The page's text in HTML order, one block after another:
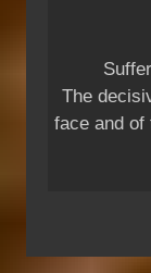
The
face and of